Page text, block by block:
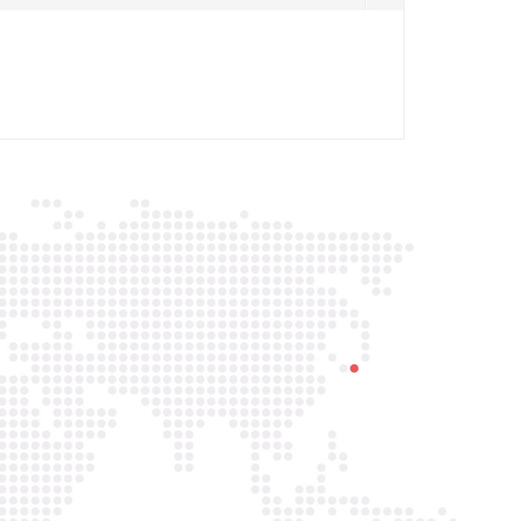
Telefoon/Whatsapp